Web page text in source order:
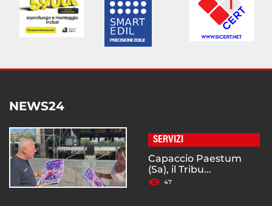
NEWS24
SERVIZI
Capaccio Paestum
(Sa), il Tribu...
47